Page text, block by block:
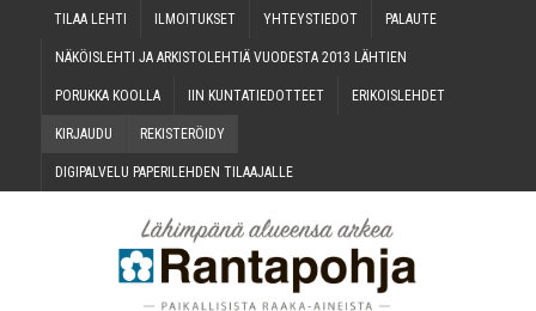
TILAA LEH­TI ILMOI­TUK­SET YHTEYS­TIE­DOT PALAU­TE
NÄKÖIS­LEH­TI JA ARKIS­TO­LEH­TIÄ VUO­DES­TA 2013 LÄHTIEN
PORUK­KA KOOLLA IIN KUN­TA­TIE­DOT­TEET ERI­KOIS­LEH­DET
KIR­JAU­DU REKIS­TE­RÖI­DY
DIGI­PAL­VE­LU PAPE­RI­LEH­DEN TILAAJALLE